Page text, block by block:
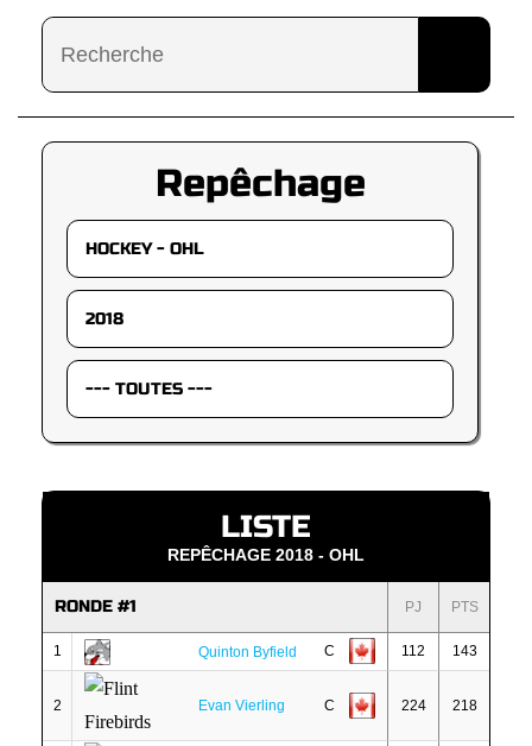
Repêchage
LISTE
REPÊCHAGE 2018 - OHL
RONDE #1 PJ PTS
1 Quinton Byfield C 112 143
2 Evan Vierling C 224 218